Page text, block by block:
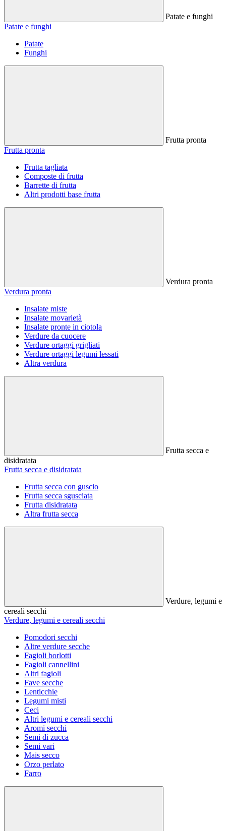
Patate e funghi
Patate e funghi
Patate
Funghi
Frutta pronta
Frutta pronta
Frutta tagliata
Composte di frutta
Barrette di frutta
Altri prodotti base frutta
Verdura pronta
Verdura pronta
Insalate miste
Insalate movarietà
Insalate pronte in ciotola
Verdure da cuocere
Verdure ortaggi grigliati
Verdure ortaggi legumi lessati
Altra verdura
Frutta secca e
disidratata
Frutta secca e disidratata
Frutta secca con guscio
Frutta secca sgusciata
Frutta disidratata
Altra frutta secca
Verdure, legumi e
cereali secchi
Verdure, legumi e cereali secchi
Pomodori secchi
Altre verdure secche
Fagioli borlotti
Fagioli cannellini
Altri fagioli
Fave secche
Lenticchie
Legumi misti
Ceci
Altri legumi e cereali secchi
Aromi secchi
Semi di zucca
Semi vari
Mais secco
Orzo perlato
Farro